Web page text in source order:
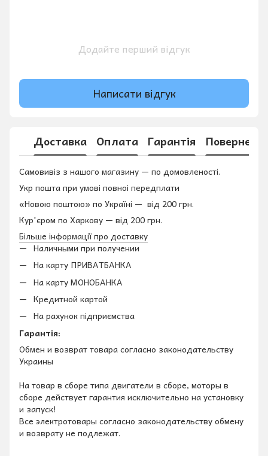
Додайте перший відгук
Написати відгук
Доставка Оплата Гарантія
Самовивіз з нашого магазину — по домовленості.
Укр пошта при умові повноі передплати
«Новою поштою» по Україні — від 200 грн.
Кур'єром по Харкову — від 200 грн.
Більше інформації про доставку
Наличными при получении
На карту ПРИВАТБАНКА
На карту МОНОБАНКА
Кредитной картой
На рахунок підприємства
Гарантія:
Обмен и возврат товара согласно законодательству
Украины
На товар в сборе типа двигатели в сборе, моторы в
сборе действует гарантия исключительно на установку
и запуск!
Все электротовары согласно законодательству обмену
и возврату не подлежат.